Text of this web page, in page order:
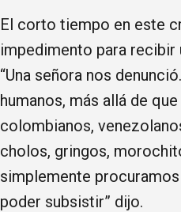
El corto tiempo en este
impedimento para recibir
“Una señora nos
humanos, más allá de
colombianos,
cholos, gringos,
simplemente
poder subsistir” dijo.